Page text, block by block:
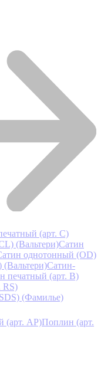
(арт. С)
(Вальтери)Сатин
однотонный (OD)
(Вальтери)Сатин-
печатный (арт. В)
RS)
(Фамилье)
(арт. AP)Поплин (арт.